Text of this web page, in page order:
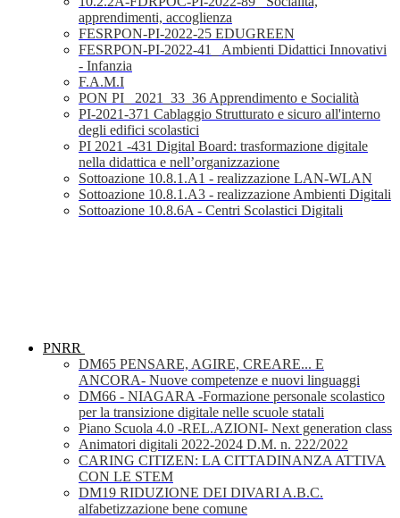
apprendimenti, accoglienza
FESRPON-PI-2022-25 EDUGREEN
FESRPON-PI-2022-41_ Ambienti Didattici Innovativi
- Infanzia
F.A.M.I
PON PI_ 2021_33_36 Apprendimento e Socialità
PI-2021-371 Cablaggio Strutturato e sicuro all'interno
degli edifici scolastici
PI 2021 -431 Digital Board: trasformazione digitale
nella didattica e nell’organizzazione
Sottoazione 10.8.1.A1 - realizzazione LAN-WLAN
Sottoazione 10.8.1.A3 - realizzazione Ambienti Digitali
Sottoazione 10.8.6A - Centri Scolastici Digitali
PNRR
DM65 PENSARE, AGIRE, CREARE... E
ANCORA- Nuove competenze e nuovi linguaggi
DM66 - NIAGARA -Formazione personale scolastico
per la transizione digitale nelle scuole statali
Piano Scuola 4.0 -REL.AZIONI- Next generation class
Animatori digitali 2022-2024 D.M. n. 222/2022
CARING CITIZEN: LA CITTADINANZA ATTIVA
CON LE STEM
DM19 RIDUZIONE DEI DIVARI A.B.C.
alfabetizzazione bene comune